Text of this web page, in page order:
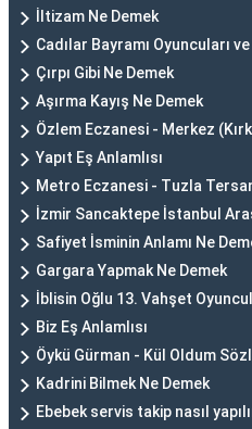
İltizam Ne Demek
Cadılar Bayramı Oyuncuları
Çırpı Gibi Ne Demek
Aşırma Kayış Ne Demek
Özlem Eczanesi - Merkez
Yapıt Eş Anlamlısı
Metro Eczanesi - Tuzla
İzmir Sancaktepe İstanbul
Safiyet İsminin Anlamı Ne
Gargara Yapmak Ne Demek
İblisin Oğlu 13. Vahşet
Biz Eş Anlamlısı
Öykü Gürman - Kül Oldum
Kadrini Bilmek Ne Demek
Ebebek servis takip nasıl